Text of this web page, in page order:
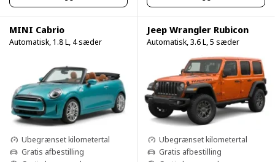
MINI Cabrio
Automatisk, 1.8 L, 4 sæder
Ubegrænset kilometertal
Gratis afbestilling
Jeep Wrangler Rubicon
Automatisk, 3.6 L, 5 sæder
Ubegrænset kilometertal
Gratis afbestilling